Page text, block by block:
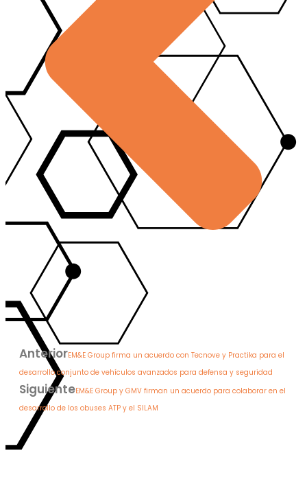
AnteriorEM&E Group firma un acuerdo con Tecnove y Practika para el
desarrollo conjunto de vehículos avanzados para defensa y seguridad
SiguienteEM&E Group y GMV firman un acuerdo para colaborar en el
desarrollo de los obuses ATP y el SILAM